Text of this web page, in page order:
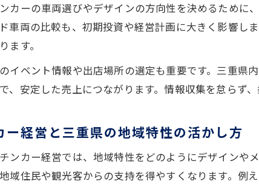
キッチンカー
キッチンカー開業
営業許可取得
三重県でキッ
許可なし営業
地域イベントで注
地域イベント
カーの車両選びやデザインの方向性を決めるために
車両の比較も、初期投資や経営計画に大きく影響し
ます。
イベント情報や出店場所の選定も重要です。三重県
、安定した売上につながります。情報収集を怠らず
ー経営と三重県の地域特性の活かし方
ンカー経営では、地域特性をどのようにデザインや
域住民や観光客からの支持を得やすくなります。例